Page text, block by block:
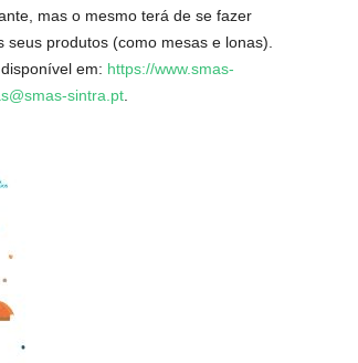
mas o mesmo terá de se fazer
produtos (como mesas e lonas).
em: https://www.smas-
sintra.pt.